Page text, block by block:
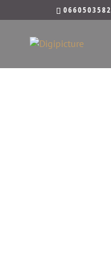
0660503582